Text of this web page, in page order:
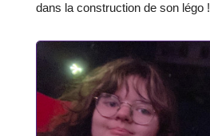
dans la construction de son légo !